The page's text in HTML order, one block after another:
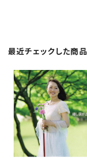
最近チェックした商品